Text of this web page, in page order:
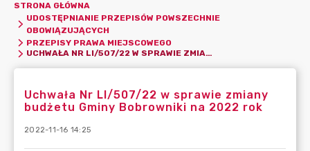
STRONA GŁÓWNA
UDOSTĘPNIANIE PRZEPISÓW POWSZECHNIE
OBOWIĄZUJĄCYCH
PRZEPISY PRAWA MIEJSCOWEGO
UCHWAŁA NR LI/507/22 W SPRAWIE ZMIANY BUDŻETU GMINY BOBROWNIKI NA 2022 ROK
Uchwała Nr LI/507/22 w sprawie zmiany
budżetu Gminy Bobrowniki na 2022 rok
2022-11-16 14:25